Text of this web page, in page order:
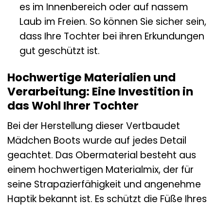
es im Innenbereich oder auf nassem
Laub im Freien. So können Sie sicher sein,
dass Ihre Tochter bei ihren Erkundungen
gut geschützt ist.
Hochwertige Materialien und
Verarbeitung: Eine Investition in
das Wohl Ihrer Tochter
Bei der Herstellung dieser Vertbaudet
Mädchen Boots wurde auf jedes Detail
geachtet. Das Obermaterial besteht aus
einem hochwertigen Materialmix, der für
seine Strapazierfähigkeit und angenehme
Haptik bekannt ist. Es schützt die Füße Ihres